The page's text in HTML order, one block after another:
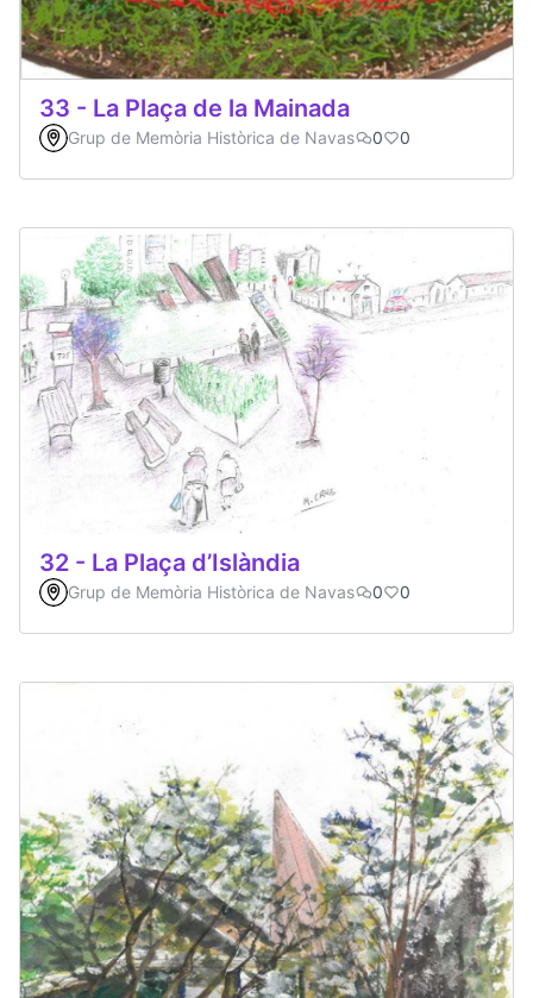
33 - La Plaça de la Mainada
Grup de Memòria Històrica de Navas 0 0
32 - La Plaça d’Islàndia
Grup de Memòria Històrica de Navas 0 0